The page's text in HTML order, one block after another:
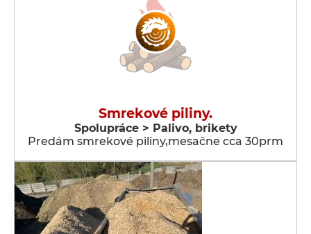
Smrekové piliny.
Spolupráce > Palivo, brikety
Predám smrekové piliny,mesačne cca 30prm